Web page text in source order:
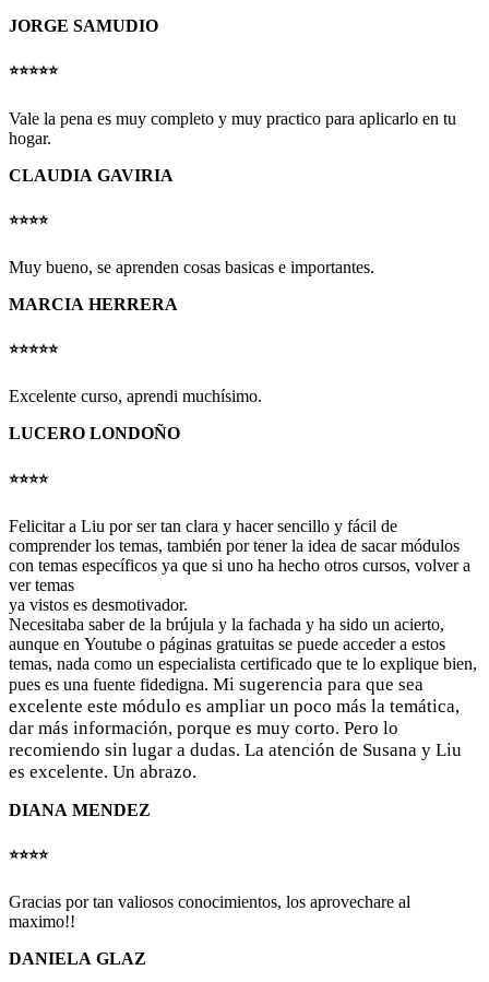
JORGE SAMUDIO
⭐️⭐️⭐️⭐️⭐️
Vale la pena es muy completo y muy practico para aplicarlo en tu
hogar.
CLAUDIA GAVIRIA
⭐️⭐️⭐️⭐️
Muy bueno, se aprenden cosas basicas e importantes.
MARCIA HERRERA
⭐️⭐️⭐️⭐️⭐️
Excelente curso, aprendi muchísimo.
LUCERO LONDOÑO
⭐️⭐️⭐️⭐️
Felicitar a Liu por ser tan clara y hacer sencillo y fácil de
comprender los temas, también por tener la idea de sacar módulos
con temas específicos ya que si uno ha hecho otros cursos, volver a
ver temas
ya vistos es desmotivador.
Necesitaba saber de la brújula y la fachada y ha sido un acierto,
aunque en Youtube o páginas gratuitas se puede acceder a estos
temas, nada como un especialista certificado que te lo explique bien,
pues es una fuente fidedigna. Mi sugerencia para que sea
excelente este módulo es ampliar un poco más la temática,
dar más información, porque es muy corto. Pero lo
recomiendo sin lugar a dudas. La atención de Susana y Liu
es excelente. Un abrazo.
DIANA MENDEZ
⭐️⭐️⭐️⭐️
Gracias por tan valiosos conocimientos, los aprovechare al
maximo!!
DANIELA GLAZ